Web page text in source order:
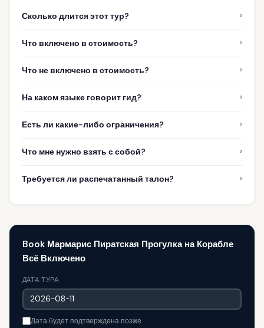
Сколько длится этот тур? ›
Что включено в стоимость? ›
Что не включено в стоимость? ›
На каком языке говорит гид? ›
Есть ли какие-либо ограничения? ›
Что мне нужно взять с собой? ›
Требуется ли распечатанный талон? ›
Book Мармарис Пиратская Прогулка на Корабле
Всё Включено
ДАТА ТУРА
Дата будет подтверждена позже